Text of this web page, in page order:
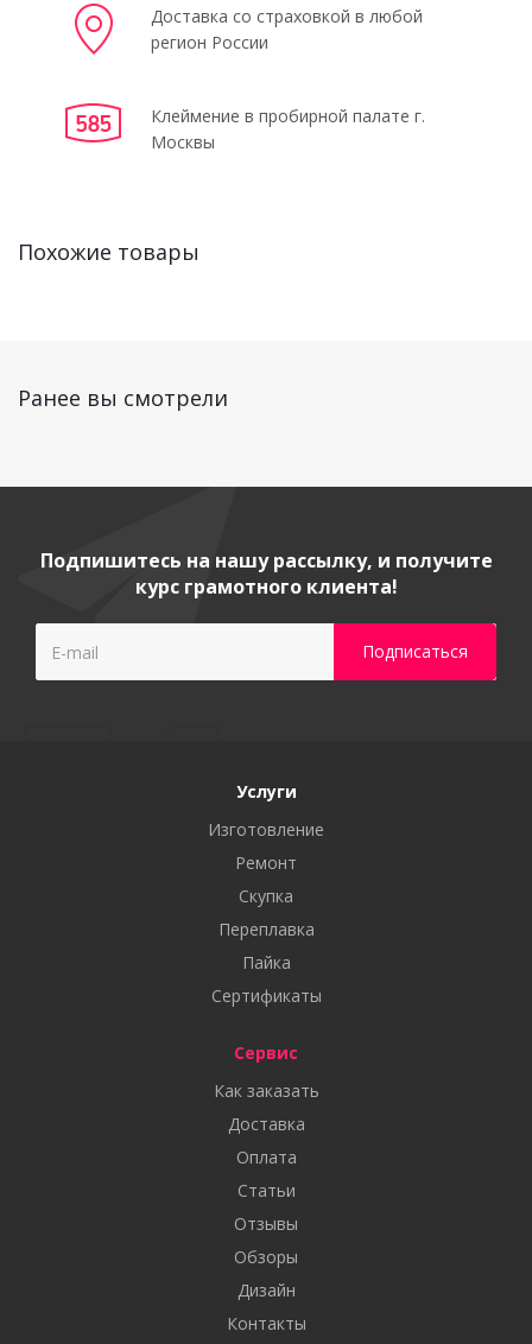
Доставка со страховкой в любой
регион России
Клеймение в пробирной палате г.
Москвы
Похожие товары
Ранее вы смотрели
Подпишитесь на нашу рассылку, и получите
курс грамотного клиента!
Услуги
Изготовление
Ремонт
Скупка
Переплавка
Пайка
Сертификаты
Сервис
Как заказать
Доставка
Оплата
Статьи
Отзывы
Обзоры
Дизайн
Контакты